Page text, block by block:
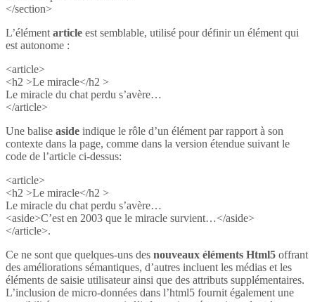
</section>
L’élément article est semblable, utilisé pour définir un élément qui
est autonome :
<article>
<h2 >Le miracle</h2 >
Le miracle du chat perdu s’avère…
</article>
Une balise aside indique le rôle d’un élément par rapport à son
contexte dans la page, comme dans la version étendue suivant le
code de l’article ci-dessus:
<article>
<h2 >Le miracle</h2 >
Le miracle du chat perdu s’avère…
<aside>C’est en 2003 que le miracle survient…</aside>
</article>.
Ce ne sont que quelques-uns des nouveaux éléments Html5 offrant
des améliorations sémantiques, d’autres incluent les médias et les
éléments de saisie utilisateur ainsi que des attributs supplémentaires.
L’inclusion de micro-données dans l’html5 fournit également une